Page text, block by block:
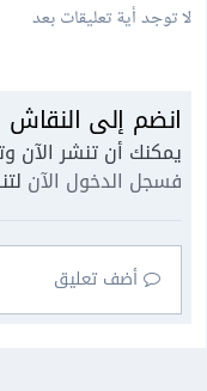
لا توجد أية تعليقات بعد
انضم إلى النقاش
يمكنك أن تنشر الآن
فسجل الدخول الآن
أضف تعليق